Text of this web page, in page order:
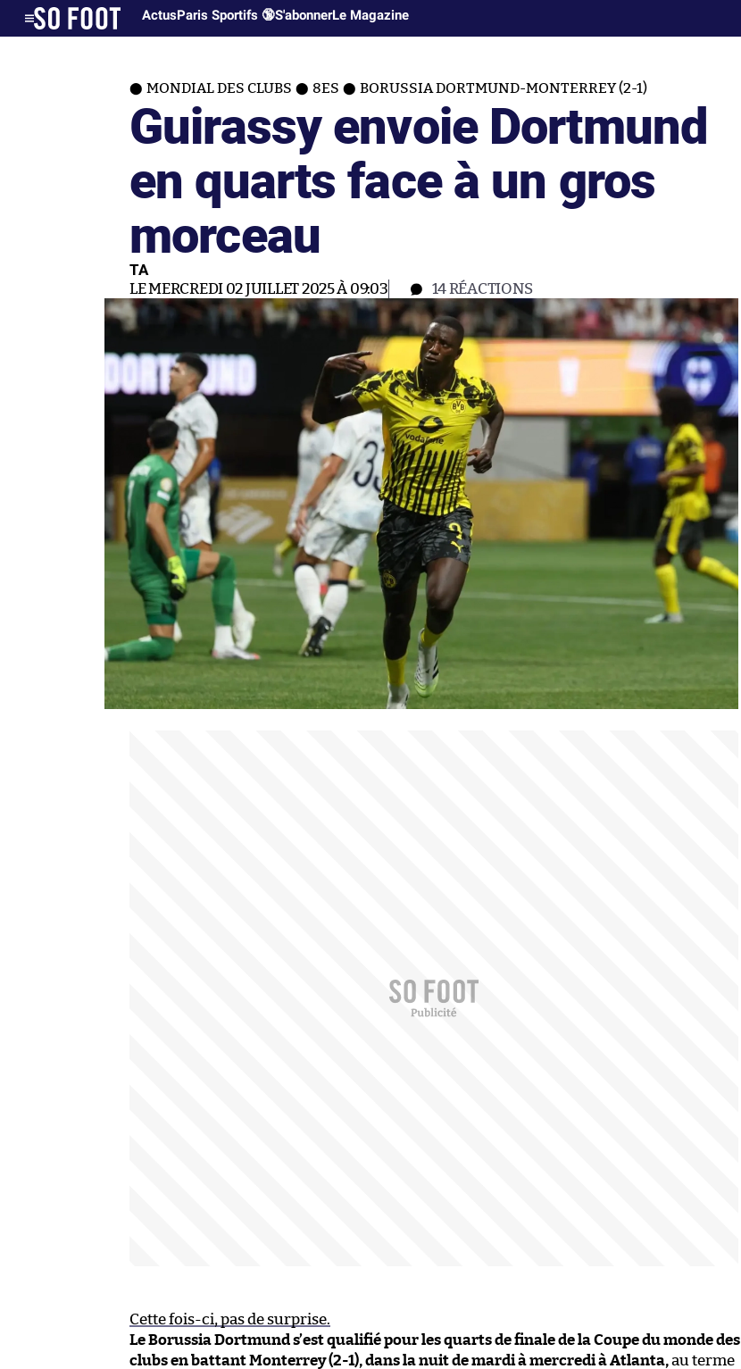
ActusParis Sportifs 🔞S'abonnerLe Magazine
MONDIAL DES CLUBS 8ES BORUSSIA DORTMUND-MONTERREY (2-1)
Guirassy envoie Dortmund
en quarts face à un gros
morceau
TA
LE MERCREDI 02 JUILLET 2025 À 09:03 14RÉACTIONS
Cette fois-ci, pas de surprise.
Le Borussia Dortmund s’est qualifié pour les quarts de finale de la Coupe du monde des
clubs en battant Monterrey (2-1), dans la nuit de mardi à mercredi à Atlanta,au terme